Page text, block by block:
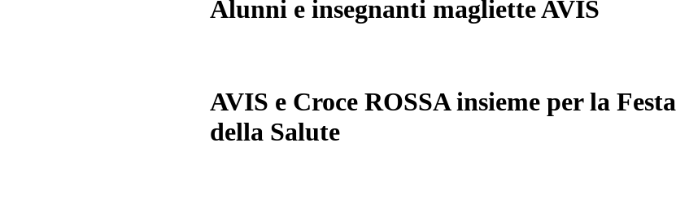
Alunni e insegnanti magliette AVIS
AVIS e Croce ROSSA insieme per la Festa
della Salute